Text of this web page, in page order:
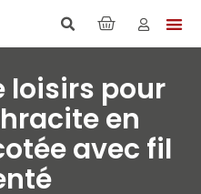
loisirs pour
en
avec fil